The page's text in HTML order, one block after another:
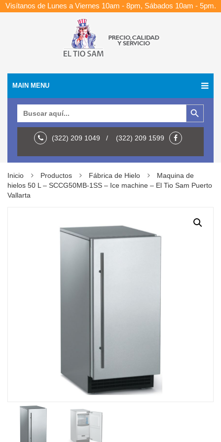
Visítanos de Lunes a Viernes 10am - 8pm, Sábados 10am - 5pm.
MAIN MENU
Botón de búsqueda
(322) 209 1049 / (322) 209 1599
Inicio Productos Fábrica de Hielo
Maquina de
hielos 50 L – SCCG50MB-1SS – Ice machine – El Tio Sam Puerto
Vallarta